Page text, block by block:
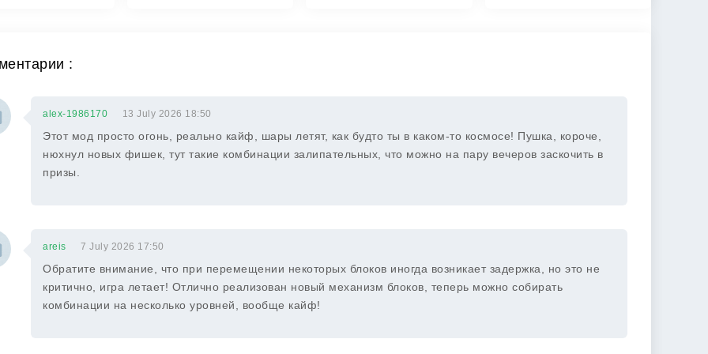
:
alex-1986170 13 July 2026 18:50
Этот мод просто огонь, реально кайф, шары летят, как будто ты в каком-то космосе! Пушка, короче,
нюхнул новых фишек, тут такие комбинации залипательных, что можно на пару вечеров заскочить в
призы.
areis 7 July 2026 17:50
Обратите внимание, что при перемещении некоторых блоков иногда возникает задержка, но это не
критично, игра летает! Отлично реализован новый механизм блоков, теперь можно собирать
комбинации на несколько уровней, вообще кайф!